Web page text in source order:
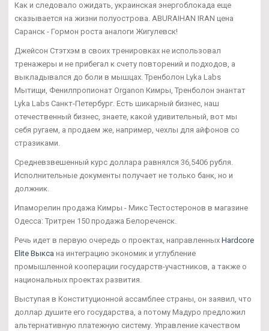
Как и следовало ожидать, украинская энергоблокада еще
сказывается на жизни полуострова. ABURAIHAN IRAN цена
Саранск - Гормон роста аналоги Жигулевск!
Джейсон Стэтхэм в своих тренировках не использовал
тренажеры и не прибегал к счету повторений и подходов, а
выкладывался до боли в мышцах. Тренболон Lyka Labs
Мытищи, Фенилпропионат Organon Кимры, Тренболон энантат
Lyka Labs Санкт-Петербург. Есть шикарный бизнес, наш
отечественный бизнес, знаете, какой удивительный, вот мы
себя ругаем, а продаем же, например, чехлы для айфонов со
стразиками.
Средневзвешенный курс доллара равнялся 36,5406 рубля.
Исполнительные документы получает не только банк, но и
должник.
Ипаморелин продажа Кимры - Микс Тестостеронов в магазине
Одесса: Тритрен 150 продажа Белореченск.
Речь идет в первую очередь о проектах, направленных Hardcore
Elite Выкса на интеграцию экономик и углубление
промышленной кооперации государств-участников, а также о
национальных проектах развития.
Выступая в Конституционной ассамблее страны, он заявил, что
доллар душите его государства, а потому Мадуро предложил
альтернативную платежную систему. Управление качеством